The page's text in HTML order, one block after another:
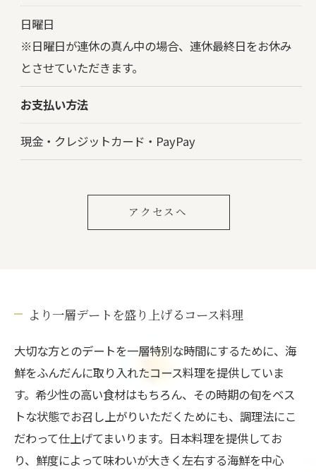
日曜日
※日曜日が連休の真ん中の場合、連休最終日をお休み
とさせていただきます。
お支払い方法
現金・クレジットカード・PayPay
アクセスへ
より一層デートを盛り上げるコース料理
大切な方とのデートを一層特別な時間にするために、海
鮮をふんだんに取り入れたコース料理を提供していま
す。希少性の高い食材はもちろん、その時期の旬をベス
トな状態でお召し上がりいただくためにも、調理法にこ
だわって仕上げてまいります。日本料理を提供してお
り、鮮度によって味わいが大きく左右する海鮮を中心